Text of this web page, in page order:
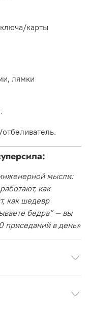
карты
лямки
мысли:
как
как шедевр
бедра” — вы
приседаний в день»